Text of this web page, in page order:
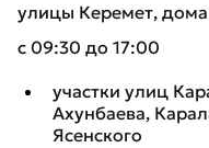
улицы Керемет, дома
с 09:30 до 17:00
участки улиц
Ахунбаева,
Ясенского